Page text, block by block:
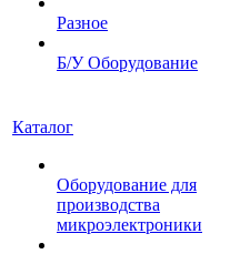
Разное
Б/У Оборудование
Каталог
Оборудование для
производства
микроэлектроники